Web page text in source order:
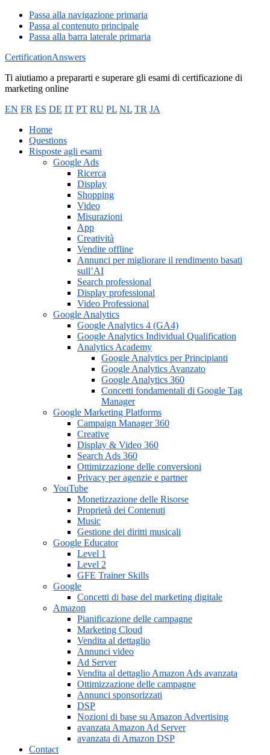
Passa alla navigazione primaria
Passa al contenuto principale
Passa alla barra laterale primaria
CertificationAnswers
Ti aiutiamo a prepararti e superare gli esami di certificazione di
marketing online
EN FR ES DE IT PT RU PL NL TR JA
Home
Questions
Risposte agli esami
Google Ads
Ricerca
Display
Shopping
Video
Misurazioni
App
Creatività
Vendite offline
Annunci per migliorare il rendimento basati
sull’AI
Search professional
Display professional
Video Professional
Google Analytics
Google Analytics 4 (GA4)
Google Analytics Individual Qualification
Analytics Academy
Google Analytics per Principianti
Google Analytics Avanzato
Google Analytics 360
Concetti fondamentali di Google Tag
Manager
Google Marketing Platforms
Campaign Manager 360
Creative
Display & Video 360
Search Ads 360
Ottimizzazione delle conversioni
Privacy per agenzie e partner
YouTube
Monetizzazione delle Risorse
Proprietà dei Contenuti
Music
Gestione dei diritti musicali
Google Educator
Level 1
Level 2
GFE Trainer Skills
Google
Concetti di base del marketing digitale
Amazon
Pianificazione delle campagne
Marketing Cloud
Vendita al dettaglio
Annunci video
Ad Server
Vendita al dettaglio Amazon Ads avanzata
Ottimizzazione delle campagne
Annunci sponsorizzati
DSP
Nozioni di base su Amazon Advertising
avanzata Amazon Ad Server
avanzata di Amazon DSP
Contact